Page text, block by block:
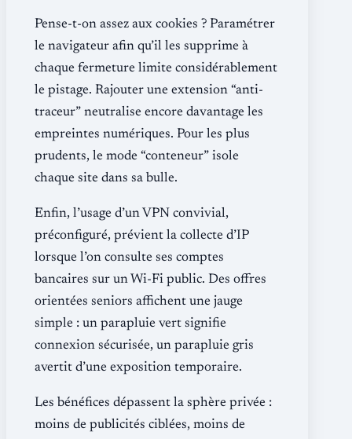
Pense-t-on assez aux cookies ? Paramétrer
le navigateur afin qu’il les supprime à
chaque fermeture limite considérablement
le pistage. Rajouter une extension “anti-
traceur” neutralise encore davantage les
empreintes numériques. Pour les plus
prudents, le mode “conteneur” isole
chaque site dans sa bulle.
Enfin, l’usage d’un VPN convivial,
préconfiguré, prévient la collecte d’IP
lorsque l’on consulte ses comptes
bancaires sur un Wi-Fi public. Des offres
orientées seniors affichent une jauge
simple : un parapluie vert signifie
connexion sécurisée, un parapluie gris
avertit d’une exposition temporaire.
Les bénéfices dépassent la sphère privée :
moins de publicités ciblées, moins de